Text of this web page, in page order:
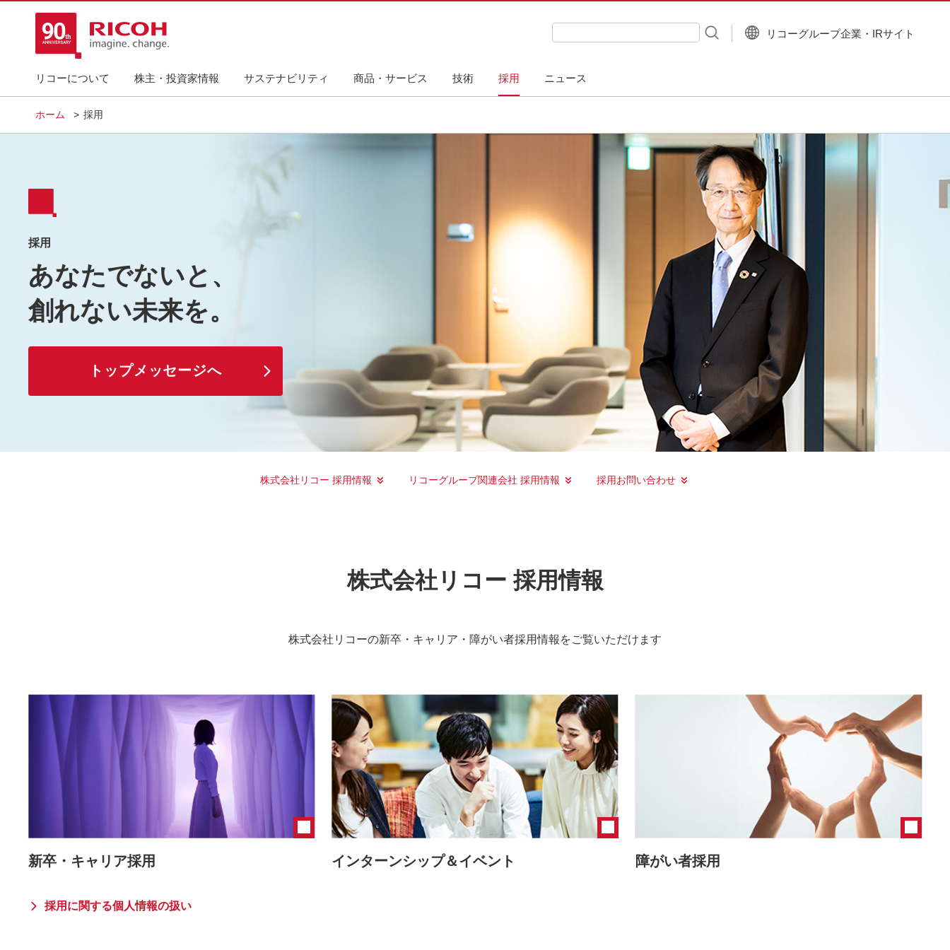
リコーについて 株主・投資家情報 サステナビリティ 商品・サービス 技術 採用 ニュース
検索キーワード入力
リコーグループ企業・IRサイト
ホーム 採用
採用
あなたでないと、
創れない未来を。
トップメッセージへ
株式会社リコー 採用情報 リコーグループ関連会社 採用情報 採用お問い合わせ
株式会社リコー 採用情報
株式会社リコーの新卒・キャリア・障がい者採用情報をご覧いただけます
新卒・キャリア採用 インターンシップ＆イベント 障がい者採用
採用に関する個人情報の扱い